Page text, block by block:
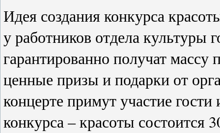
Идея создания конкурса
у работников отдела культуры
гарантированно получат
ценные призы и подарки от
концерте примут участие
конкурса – красоты состоится